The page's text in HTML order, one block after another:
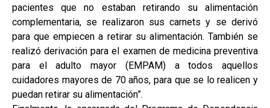
pacientes que no estaban retirando su alimentación
complementaria, se realizaron sus carnets y se derivó
para que empiecen a retirar su alimentación. También se
realizó derivación para el examen de medicina preventiva
para el adulto mayor (EMPAM) a todos aquellos
cuidadores mayores de 70 años, para que se lo realicen y
puedan retirar su alimentación”.